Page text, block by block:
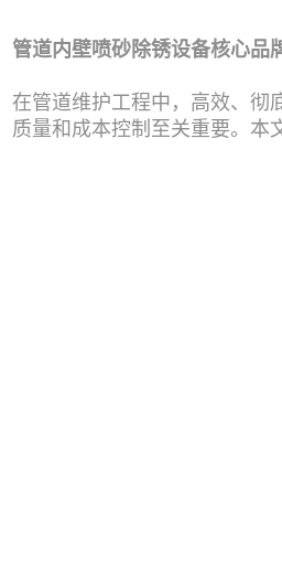
管道内壁喷砂除锈设备核心品
在管道维护工程中，高效、彻
质量和成本控制至关重要。本